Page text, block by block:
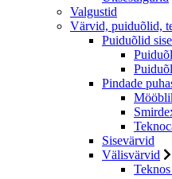
Valgustid
Värvid, puiduõlid,
Puiduõlid
Pindade
Sisevärvid
Välisvärvid